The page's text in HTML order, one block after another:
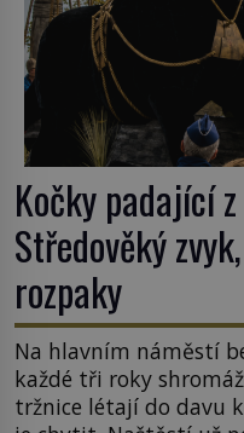
Kočky padající
Středověký
rozpaky
Na hlavním náměstí
každé tři roky
tržnice létají do davu